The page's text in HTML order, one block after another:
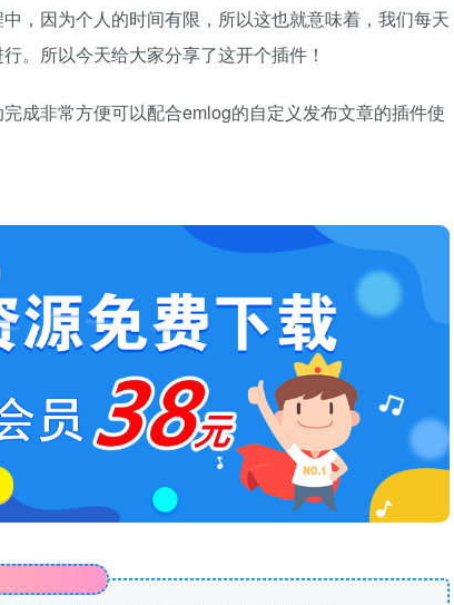
，因为个人的时间有限，所以这也就意味着，我们每天
。所以今天给大家分享了这开个插件！
成非常方便可以配合emlog的自定义发布文章的插件使